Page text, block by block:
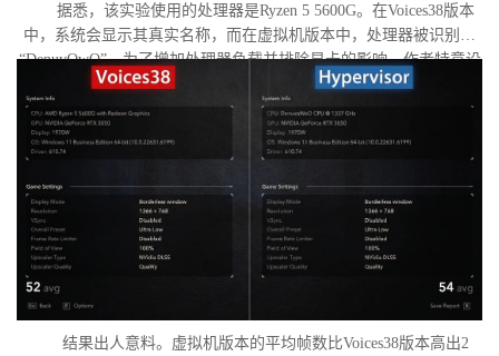
据悉，该实验使用的处理器是Ryzen 5 5600G。在Voices38版本
中，系统会显示其真实名称，而在虚拟机版本中，处理器被识别为
“DenuvOwO”。为了增加处理器负载并排除显卡的影响，作者特意设
置了低分辨率，并将所有图形设置调至“极低”模式。两项测试均在相
同条件下进行：内存完整性和基于虚拟化的安全性（VBS）均已关
闭，并且两轮测试之间电脑甚至没有重启。
结果出人意料。虚拟机版本的平均帧数比Voices38版本高出2